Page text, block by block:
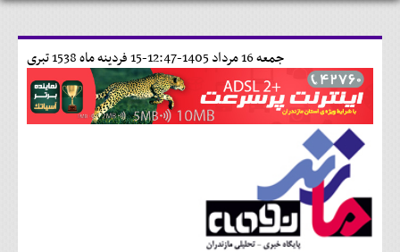
15 فردينه ماه 1538 تبری جمعه 16 مرداد 1405-12:47-